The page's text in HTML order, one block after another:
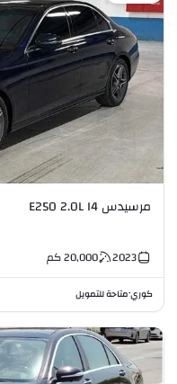
مرسيدس E250 2.0L I4
2023
20,000كم
كوري•متاحة للتمويل